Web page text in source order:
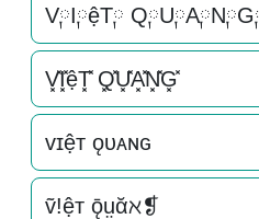
V༙I༙ệT༙
V͓̽I͓̽ệT͓̽ Q͓̽U͓̽A͓̽N͓̽G͓̽
ᴠɪệᴛ ǫᴜᴀɴɢ
ṽ!ệт ǭṳᾰℵ❡